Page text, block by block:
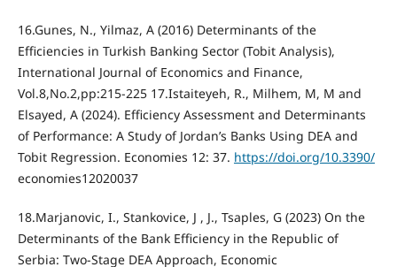
16.Gunes, N., Yilmaz, A (2016) Determinants of the
Efficiencies in Turkish Banking Sector (Tobit Analysis),
International Journal of Economics and Finance,
Vol.8,No.2,pp:215-225 17.Istaiteyeh, R., Milhem, M, M and
Elsayed, A (2024). Efficiency Assessment and Determinants
of Performance: A Study of Jordan’s Banks Using DEA and
Tobit Regression. Economies 12: 37. https://doi.org/10.3390/
economies12020037
18.Marjanovic, I., Stankovice, J , J., Tsaples, G (2023) On the
Determinants of the Bank Efficiency in the Republic of
Serbia: Two-Stage DEA Approach, Economic